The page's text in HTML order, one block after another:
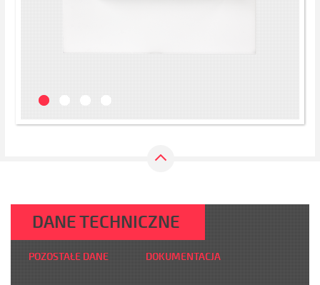
DANE TECHNICZNE
POZOSTAŁE DANE DOKUMENTACJA